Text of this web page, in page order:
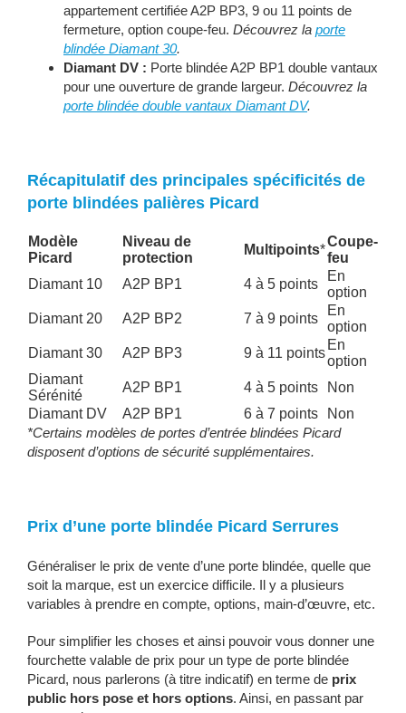
appartement certifiée A2P BP3, 9 ou 11 points de
fermeture, option coupe-feu. Découvrez la porte
blindée Diamant 30.
Diamant DV : Porte blindée A2P BP1 double vantaux
pour une ouverture de grande largeur. Découvrez la
porte blindée double vantaux Diamant DV.
Récapitulatif des principales spécificités de
porte blindées palières Picard
Modèle
Picard
Niveau de
protection
Multipoints*
Coupe-
feu
Diamant 10
A2P BP1 4 à 5 points
En
option
Diamant 20
A2P BP2 7 à 9 points
En
option
Diamant 30
A2P BP3 9 à 11 points
En
option
Diamant
Sérénité
A2P BP1 4 à 5 points
Non
Diamant DV
A2P BP1 6 à 7 points
Non
*Certains modèles de portes d’entrée blindées Picard
disposent d’options de sécurité supplémentaires.
Prix d’une porte blindée Picard Serrures
Généraliser le prix de vente d’une porte blindée, quelle que
soit la marque, est un exercice difficile. Il y a plusieurs
variables à prendre en compte, options, main-d’œuvre, etc.
Pour simplifier les choses et ainsi pouvoir vous donner une
fourchette valable de prix pour un type de porte blindée
Picard, nous parlerons (à titre indicatif) en terme de prix
public hors pose et hors options. Ainsi, en passant par